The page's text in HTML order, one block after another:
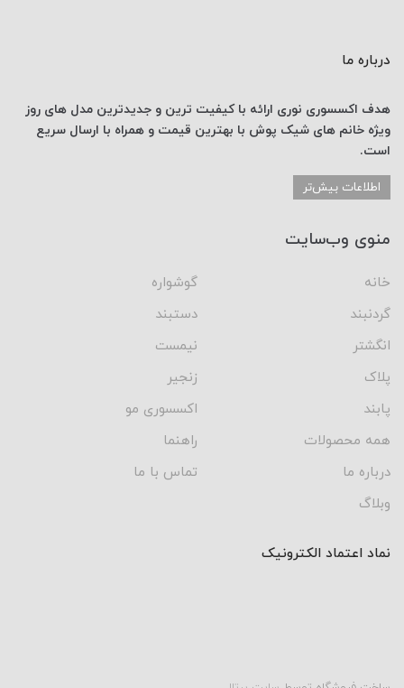
درباره ما
هدف اکسسوری نوری ارائه با کیفیت ترین و جدیدترین مدل های روز
ویژه خانم های شیک پوش با بهترین قیمت و همراه با ارسال سریع
است.
اطلاعات بیش‌تر
منوی وب‌سایت
خانه
گوشواره
گردنبند
دستبند
انگشتر
نیمست
پلاک
زنجیر
پابند
اکسسوری مو
همه محصولات
راهنما
درباره ما
تماس با ما
وبلاگ
نماد اعتماد الکترونیک